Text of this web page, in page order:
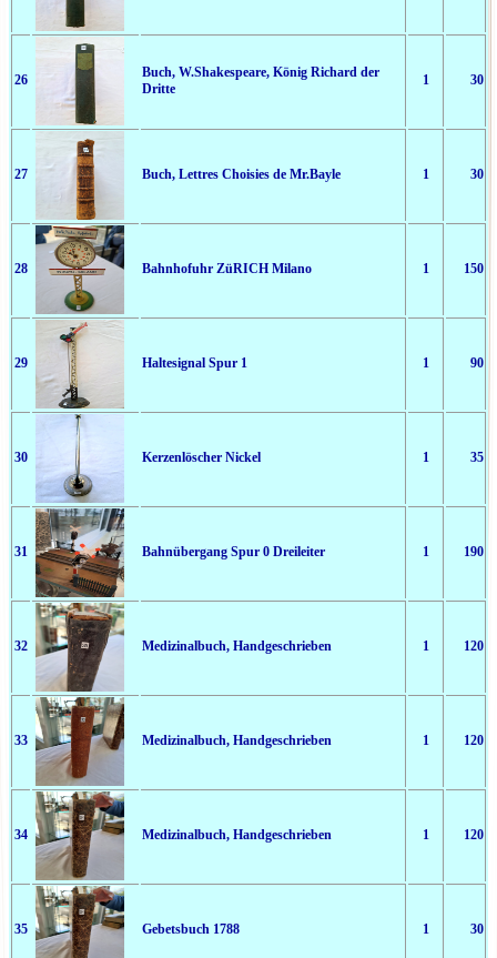
26
Buch, W.Shakespeare, König Richard der
Dritte
1 30
27 Buch, Lettres Choisies de Mr.Bayle 1 30
28 Bahnhofuhr ZüRICH Milano 1 150
29 Haltesignal Spur 1 1 90
30 Kerzenlöscher Nickel 1 35
31 Bahnübergang Spur 0 Dreileiter 1 190
32 Medizinalbuch, Handgeschrieben 1 120
33 Medizinalbuch, Handgeschrieben 1 120
34 Medizinalbuch, Handgeschrieben 1 120
35 Gebetsbuch 1788 1 30